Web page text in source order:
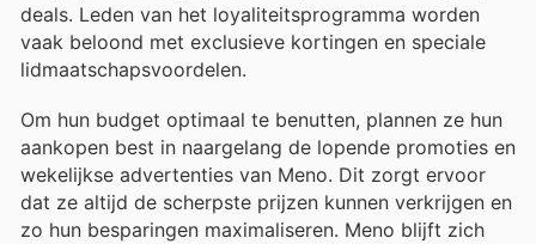
deals. Leden van het loyaliteitsprogramma worden
vaak beloond met exclusieve kortingen en speciale
lidmaatschapsvoordelen.
Om hun budget optimaal te benutten, plannen ze hun
aankopen best in naargelang de lopende promoties en
wekelijkse advertenties van Meno. Dit zorgt ervoor
dat ze altijd de scherpste prijzen kunnen verkrijgen en
zo hun besparingen maximaliseren. Meno blijft zich